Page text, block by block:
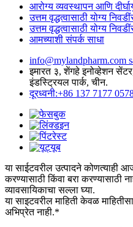
आरोग्य व्यवस्थापन आणि
उत्तम वृद्धत्वासाठी योग्य
उत्तम वृद्धत्वासाठी योग्य
आमच्याशी संपर्क साधा
info@mylandpharm.com
इमारत ३, शेंगहे इनोव्हेशन
इंडस्ट्रियल पार्क, चीन.
दूरध्वनी:+86 137 7177
या साईटवरील उत्पादने कोणत्याही
करण्यासाठी किंवा बरा करण्यासाठी
व्यावसायिकाचा सल्ला घ्या.
या साइटवरील माहिती केवळ
अभिप्रेत नाही.*